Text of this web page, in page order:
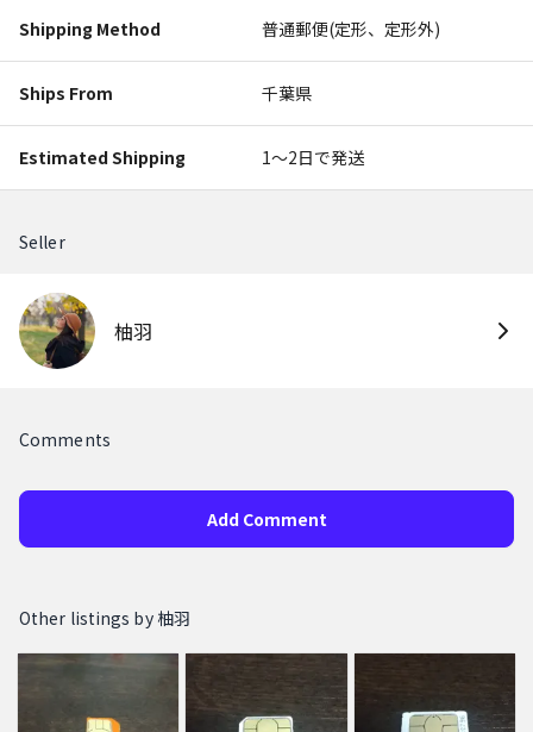
Shipping Method 普通郵便(定形、定形外)
Ships From 千葉県
Estimated Shipping 1〜2日で発送
Seller
柚羽
Comments
Add Comment
Other listings by 柚羽